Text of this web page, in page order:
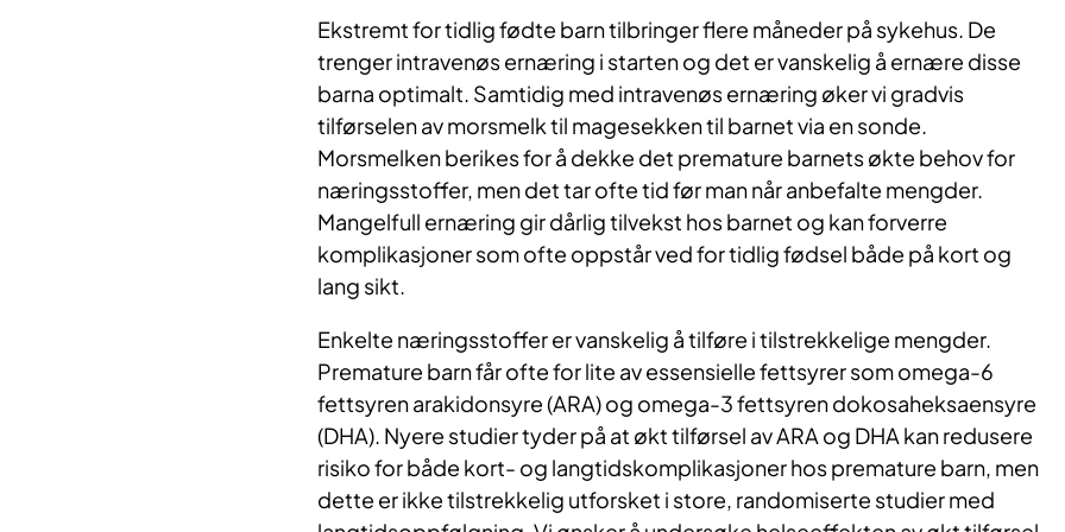
Ekstremt for tidlig fødte barn tilbringer flere måneder på sykehus. De
trenger intravenøs ernæring i starten og det er vanskelig å ernære disse
barna optimalt. Samtidig med intravenøs ernæring øker vi gradvis
tilførselen av morsmelk til magesekken til barnet via en sonde.
Morsmelken berikes for å dekke det premature barnets økte behov for
næringsstoffer, men det tar ofte tid før man når anbefalte mengder.
Mangelfull ernæring gir dårlig tilvekst hos barnet og kan forverre
komplikasjoner som ofte oppstår ved for tidlig fødsel både på kort og
lang sikt.
Enkelte næringsstoffer er vanskelig å tilføre i tilstrekkelige mengder.
Premature barn får ofte for lite av essensielle fettsyrer som omega-6
fettsyren arakidonsyre (ARA) og omega-3 fettsyren dokosaheksaensyre
(DHA). Nyere studier tyder på at økt tilførsel av ARA og DHA kan redusere
risiko for både kort- og langtidskomplikasjoner hos premature barn, men
dette er ikke tilstrekkelig utforsket i store, randomiserte studier med